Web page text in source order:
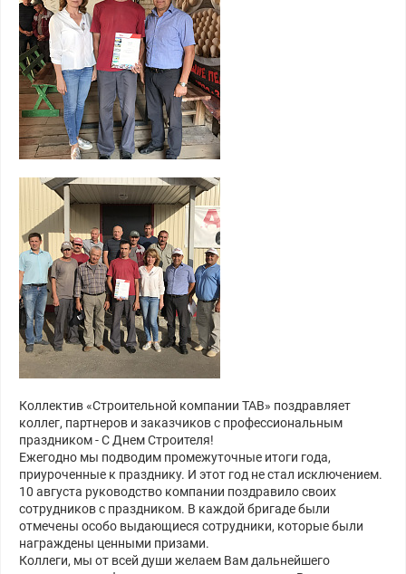
Коллектив «Строительной компании ТАВ» поздравляет
коллег, партнеров и заказчиков с профессиональным
праздником - С Днем Строителя!
Ежегодно мы подводим промежуточные итоги года,
приуроченные к празднику. И этот год не стал исключением.
10 августа руководство компании поздравило своих
сотрудников с праздником. В каждой бригаде были
отмечены особо выдающиеся сотрудники, которые были
награждены ценными призами.
Коллеги, мы от всей души желаем Вам дальнейшего